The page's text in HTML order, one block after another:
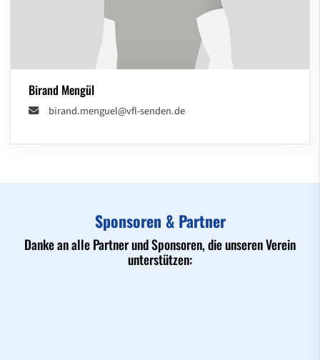
Birand Mengül
birand.menguel@vfl-senden.de
Sponsoren & Partner
Danke an alle Partner und Sponsoren, die unseren Verein
unterstützen: